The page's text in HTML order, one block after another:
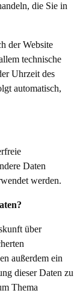
die Sie in
der Website
technische
Uhrzeit des
automatisch,
Daten
werden.
über
außerdem ein
dieser Daten zu
Thema